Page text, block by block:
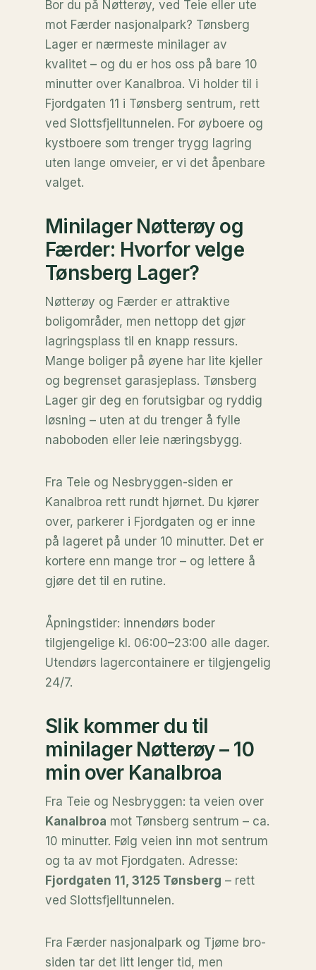
Bor du på Nøtterøy, ved Teie eller ute
mot Færder nasjonalpark? Tønsberg
Lager er nærmeste minilager av
kvalitet – og du er hos oss på bare 10
minutter over Kanalbroa. Vi holder til i
Fjordgaten 11 i Tønsberg sentrum, rett
ved Slottsfjelltunnelen. For øyboere og
kystboere som trenger trygg lagring
uten lange omveier, er vi det åpenbare
valget.
Minilager Nøtterøy og
Færder: Hvorfor velge
Tønsberg Lager?
Nøtterøy og Færder er attraktive
boligområder, men nettopp det gjør
lagringsplass til en knapp ressurs.
Mange boliger på øyene har lite kjeller
og begrenset garasjeplass. Tønsberg
Lager gir deg en forutsigbar og ryddig
løsning – uten at du trenger å fylle
naboboden eller leie næringsbygg.
Fra Teie og Nesbryggen-siden er
Kanalbroa rett rundt hjørnet. Du kjører
over, parkerer i Fjordgaten og er inne
på lageret på under 10 minutter. Det er
kortere enn mange tror – og lettere å
gjøre det til en rutine.
Åpningstider: innendørs boder
tilgjengelige kl. 06:00–23:00 alle dager.
Utendørs lagercontainere er tilgjengelig
24/7.
Slik kommer du til
minilager Nøtterøy – 10
min over Kanalbroa
Fra Teie og Nesbryggen: ta veien over
Kanalbroa mot Tønsberg sentrum – ca.
10 minutter. Følg veien inn mot sentrum
og ta av mot Fjordgaten. Adresse:
Fjordgaten 11, 3125 Tønsberg – rett
ved Slottsfjelltunnelen.
Fra Færder nasjonalpark og Tjøme bro-
siden tar det litt lenger tid, men